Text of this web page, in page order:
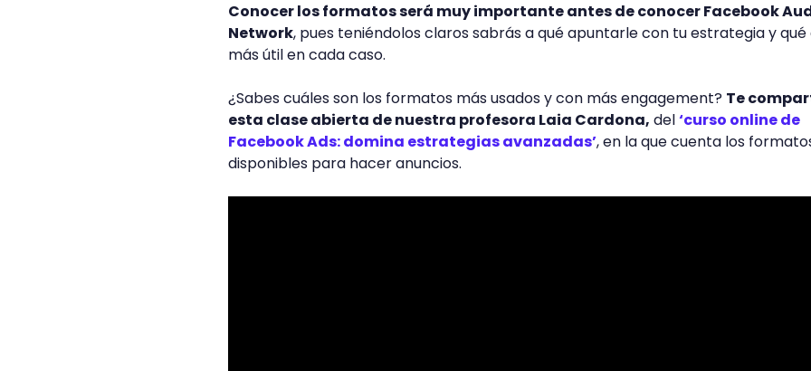
Conocer los formatos será muy importante antes de conocer Facebook
Network, pues teniéndolos claros sabrás a qué apuntarle con tu estrategia y qué
más útil en cada caso.
¿Sabes cuáles son los formatos más usados y con más engagement? Te
esta clase abierta de nuestra profesora Laia Cardona, del‘curso online de
Facebook Ads: domina estrategias avanzadas’, en la que cuenta los
disponibles para hacer anuncios.